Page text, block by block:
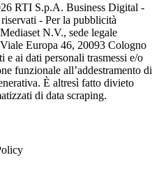
RTI S.p.A. Business Digital -
- Per la pubblicità
N.V., sede legale
Europa 46, 20093 Cologno
e ai dati personali trasmessi e/o
funzionale all’addestramento di
È altresì fatto divieto
di data scraping.